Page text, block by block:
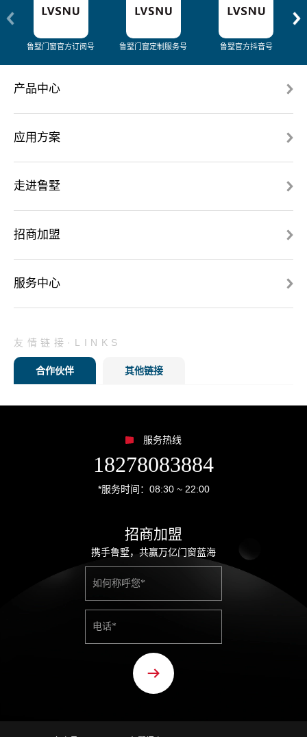
鲁墅门窗官方订阅号 鲁墅门窗定制服务号 鲁墅官方抖音号
产品中心
应用方案
走进鲁墅
招商加盟
服务中心
合作伙伴 其他链接
友情链接·LINKS
服务热线
18278083884
*服务时间：08:30 ~ 22:00
招商加盟
携手鲁墅，共赢万亿门窗蓝海